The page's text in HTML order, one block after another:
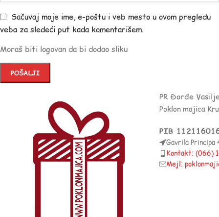
Sačuvaj moje ime, e-poštu i veb mesto u ovom pregledu
veba za sledeći put kada komentarišem.
Moraš biti logovan da bi dodao sliku
PR Đorđe
Poklon majica
PIB
Gavrila Principa
Kontakt: (066)
Mejl: